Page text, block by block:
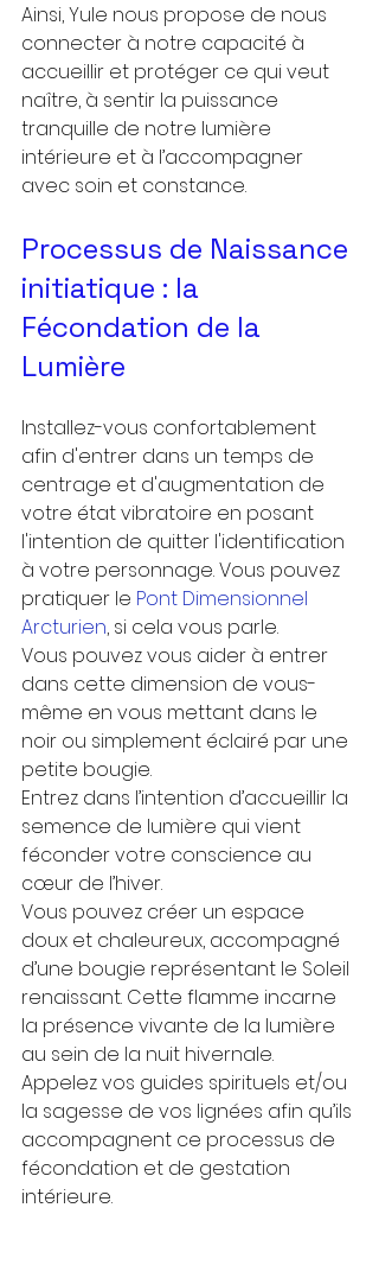
Ainsi, Yule nous propose de nous
connecter à notre capacité à
accueillir et protéger ce qui veut
naître, à sentir la puissance
tranquille de notre lumière
intérieure et à l’accompagner
avec soin et constance.
Processus de Naissance
initiatique : la
Fécondation de la
Lumière
Installez-vous confortablement
afin d'entrer dans un temps de
centrage et d'augmentation de
votre état vibratoire en posant
l'intention de quitter l'identification
à votre personnage. Vous pouvez
pratiquer le Pont Dimensionnel
Arcturien, si cela vous parle.
Vous pouvez vous aider à entrer
dans cette dimension de vous-
même en vous mettant dans le
noir ou simplement éclairé par une
petite bougie.
Entrez dans l’intention d’accueillir la
semence de lumière qui vient
féconder votre conscience au
cœur de l’hiver.
Vous pouvez créer un espace
doux et chaleureux, accompagné
d’une bougie représentant le Soleil
renaissant. Cette flamme incarne
la présence vivante de la lumière
au sein de la nuit hivernale.
Appelez vos guides spirituels et/ou
la sagesse de vos lignées afin qu’ils
accompagnent ce processus de
fécondation et de gestation
intérieure.